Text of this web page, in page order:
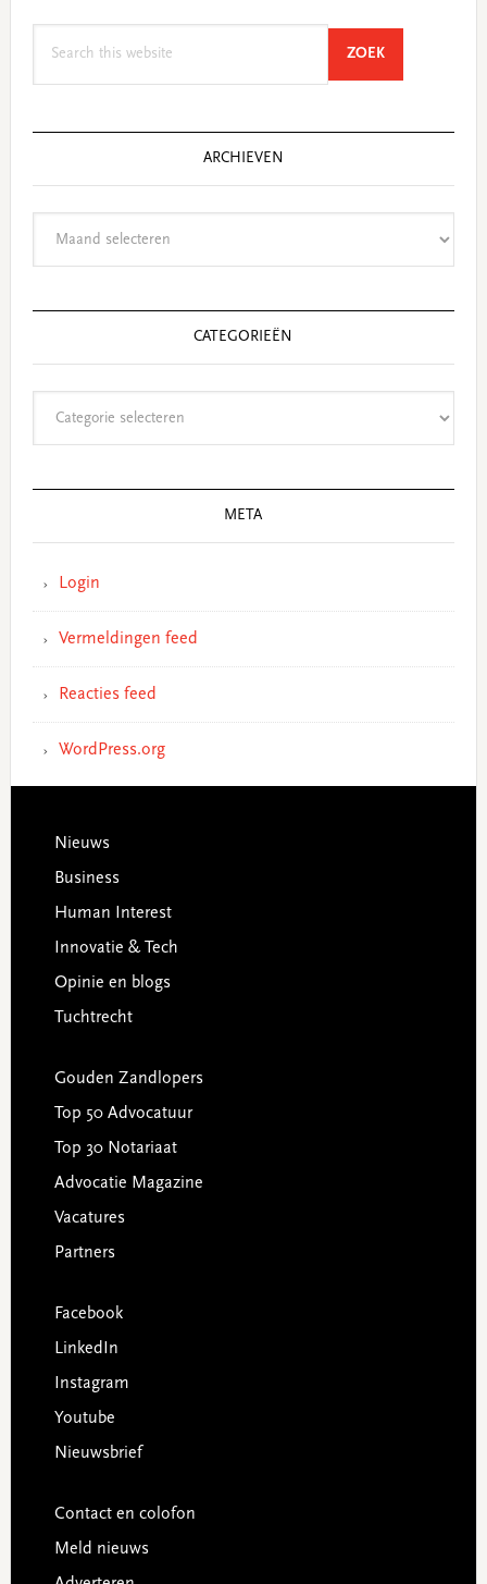
ZOEKSEARCH
ARCHIEVEN
CATEGORIEËN
META
Login
Vermeldingen feed
Reacties feed
WordPress.org
Footer
Nieuws
Business
Human Interest
Innovatie & Tech
Opinie en blogs
Tuchtrecht
Gouden Zandlopers
Top 50 Advocatuur
Top 30 Notariaat
Advocatie Magazine
Vacatures
Partners
Facebook
LinkedIn
Instagram
Youtube
Nieuwsbrief
Contact en colofon
Meld nieuws